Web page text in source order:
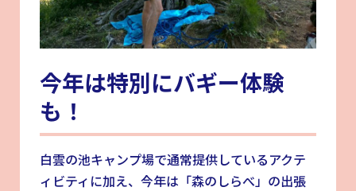
今年は特別にバギー体験
も！
白雲の池キャンプ場で通常提供しているアクテ
ィビティに加え、今年は「森のしらべ」の出張